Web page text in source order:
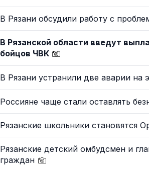
В Рязани обсудили работу с
В Рязанской области введут
бойцов ЧВК
В Рязани устранили две аварии на
Россияне чаще стали оставлять
Рязанские школьники становятся
Рязанские детский омбудсмен и
граждан